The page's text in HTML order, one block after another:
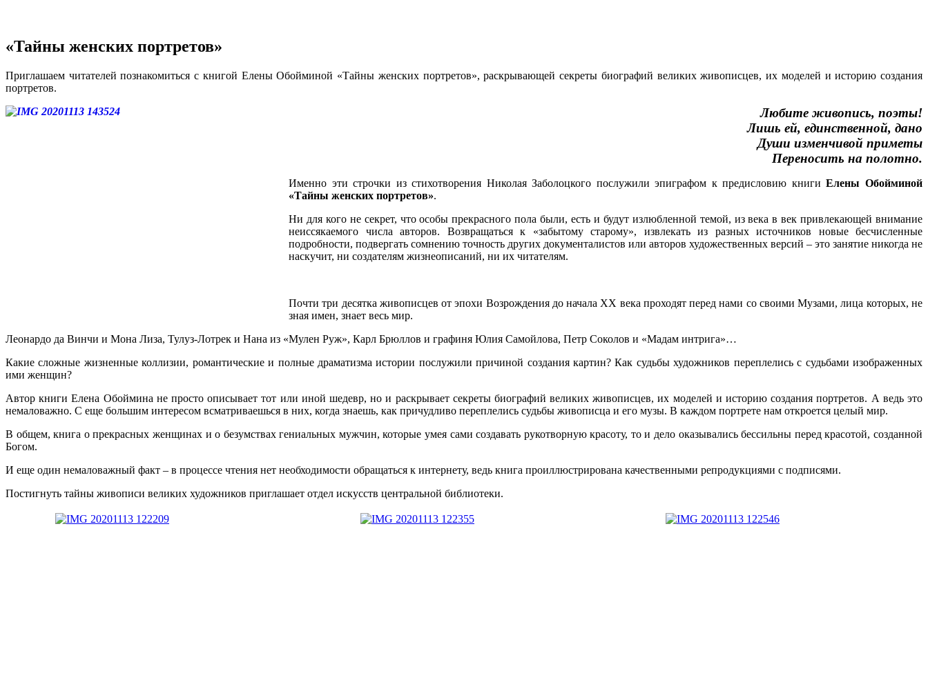
«Тайны женских портретов»
Приглашаем читателей познакомиться с книгой Елены Обойминой «Тайны женских портретов», раскрывающей секреты биографий великих живописцев, их моделей и историю создания
портретов.
Любите живопись, поэты!
Лишь ей, единственной, дано
Души изменчивой приметы
Переносить на полотно.
Именно эти строчки из стихотворения Николая Заболоцкого послужили эпиграфом к предисловию книгиЕлены Обойминой
«Тайны женских портретов».
Ни для кого не секрет, что особы прекрасного пола были, есть и будут излюбленной темой, из века в век привлекающей внимание
неиссякаемого числа авторов. Возвращаться к «забытому старому», извлекать из разных источников новые бесчисленные
подробности, подвергать сомнению точность других документалистов или авторов художественных версий – это занятие никогда не
наскучит, ни создателям жизнеописаний, ни их читателям.
Почти три десятка живописцев от эпохи Возрождения до начала ХХ века проходят перед нами со своими Музами, лица которых, не
зная имен, знает весь мир.
Леонардо да Винчи и Мона Лиза, Тулуз-Лотрек и Нана из «Мулен Руж», Карл Брюллов и графиня Юлия Самойлова, Петр Соколов и «Мадам интрига»…
Какие сложные жизненные коллизии, романтические и полные драматизма истории послужили причиной создания картин? Как судьбы художников переплелись с судьбами изображенных
ими женщин?
Автор книги Елена Обоймина не просто описывает тот или иной шедевр, но и раскрывает секреты биографий великих живописцев, их моделей и историю создания портретов. А ведь это
немаловажно. С еще большим интересом всматриваешься в них, когда знаешь, как причудливо переплелись судьбы живописца и его музы. В каждом портрете нам откроется целый мир.
В общем, книга о прекрасных женщинах и о безумствах гениальных мужчин, которые умея сами создавать рукотворную красоту, то и дело оказывались бессильны перед красотой, созданной
Богом.
И еще один немаловажный факт – в процессе чтения нет необходимости обращаться к интернету, ведь книга проиллюстрирована качественными репродукциями с подписями.
Постигнуть тайны живописи великих художников приглашает отдел искусств центральной библиотеки.